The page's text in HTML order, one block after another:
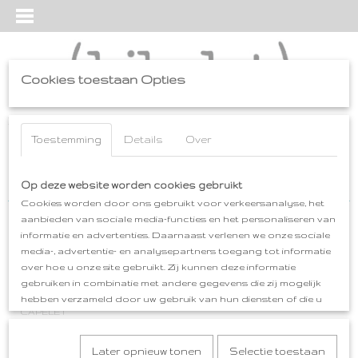
Inloggen Registreren
Home>kleding>SPECIALS
kleding
SWIRL
CAPA
CAPELET
SHAWLKRAGEN
Cookies toestaan Opties
Toestemming Details Over
Op deze website worden cookies gebruikt
Cookies worden door ons gebruikt voor verkeersanalyse, het
aanbieden van sociale media-functies en het personaliseren van
informatie en advertenties. Daarnaast verlenen we onze sociale
media-, advertentie- en analysepartners toegang tot informatie
over hoe u onze site gebruikt. Zij kunnen deze informatie
gebruiken in combinatie met andere gegevens die zij mogelijk
hebben verzameld door uw gebruik van hun diensten of die u
hen hebt verstrekt.
Later opnieuw tonen Selectie toestaan